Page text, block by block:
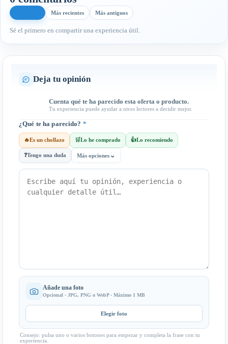
Más recientes Más antiguos
Sé el primero en compartir una experiencia útil.
Deja tu opinión
Cuenta qué te ha parecido esta oferta o producto.
Tu experiencia puede ayudar a otros lectores a decidir mejor.
¿Qué te ha parecido? *
🔥Es un chollazo 🛒Lo he comprado 👍Lo recomiendo
❓Tengo una duda Más opciones ⌄
Añade una foto
Opcional · JPG, PNG o WebP · Máximo 1 MB
Elegir foto
Consejo: pulsa uno o varios botones para empezar y completa la frase con tu
experiencia.